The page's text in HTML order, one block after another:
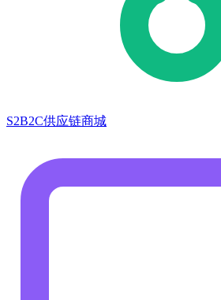
S2B2C供应链商城